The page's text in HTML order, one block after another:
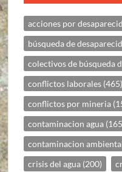
acciones por
búsqueda de
colectivos de búsqueda
conflictos laborales (465)
conflictos por mineria
contaminacion agua
contaminacion
crisis del agua (200)